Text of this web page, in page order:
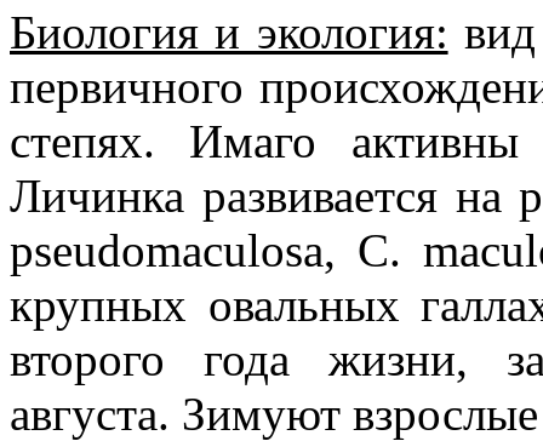
Биология и экология:
первичного
степях. Имаго
Личинка развивается на
pseudomaculosa, C.
крупных овальных
второго года жизни,
августа. Зимуют